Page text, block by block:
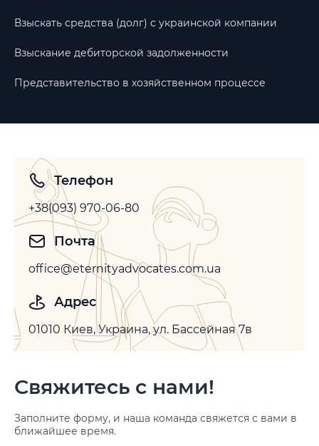
Взыскать средства (долг) с украинской компании
Взыскание дебиторской задолженности
Представительство в хозяйственном процессе
Телефон
+38(093) 970-06-80
Почта
office@eternityadvocates.com.ua
Адрес
01010 Киев, Украина, ул. Бассейная 7в
Свяжитесь с нами!
Заполните форму, и наша команда свяжется с вами в
ближайшее время.